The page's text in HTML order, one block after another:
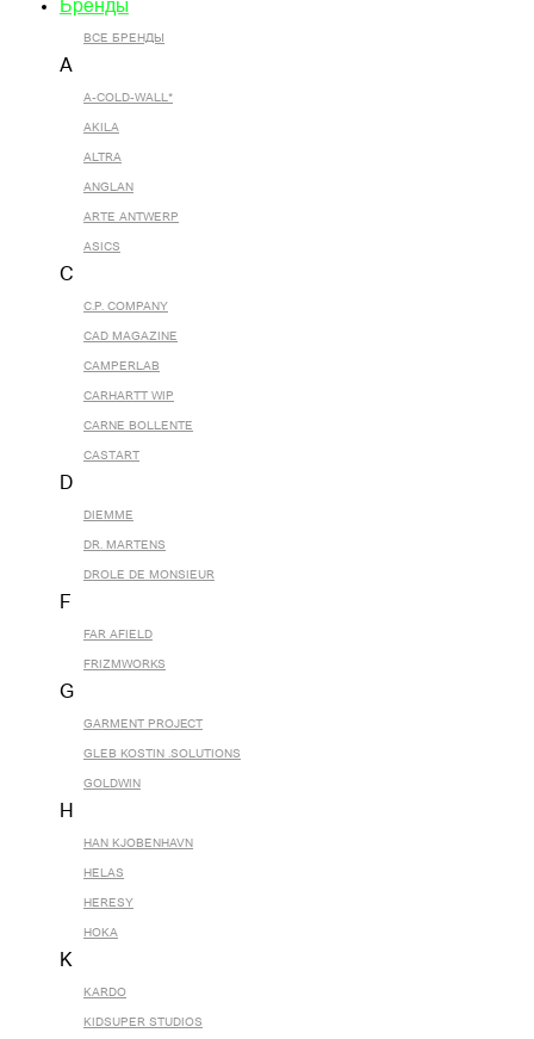
Бренды
ВСЕ БРЕНДЫ
A
A-COLD-WALL*
AKILA
ALTRA
ANGLAN
ARTE ANTWERP
ASICS
C
C.P. COMPANY
CAD MAGAZINE
CAMPERLAB
CARHARTT WIP
CARNE BOLLENTE
CASTART
D
DIEMME
DR. MARTENS
DROLE DE MONSIEUR
F
FAR AFIELD
FRIZMWORKS
G
GARMENT PROJECT
GLEB KOSTIN .SOLUTIONS
GOLDWIN
H
HAN KJOBENHAVN
HELAS
HERESY
HOKA
K
KARDO
KIDSUPER STUDIOS